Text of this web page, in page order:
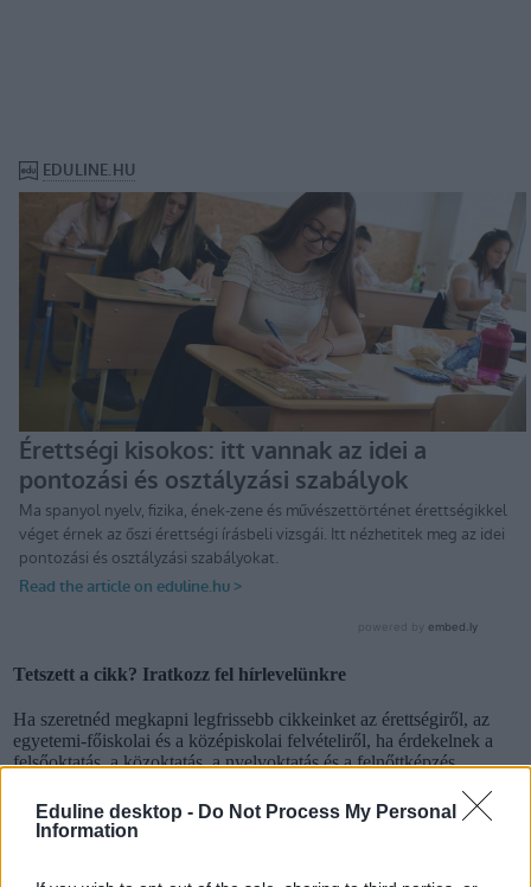
Eduline desktop - Do Not Process My Personal
Information
Tetszett a cikk? Iratkozz fel hírlevelünkre
Ha szeretnéd megkapni legfrissebb cikkeinket az érettségiről, az
egyetemi-főiskolai és a középiskolai felvételiről, ha érdekelnek a
felsőoktatás, a közoktatás, a nyelvoktatás és a felnőttképzés